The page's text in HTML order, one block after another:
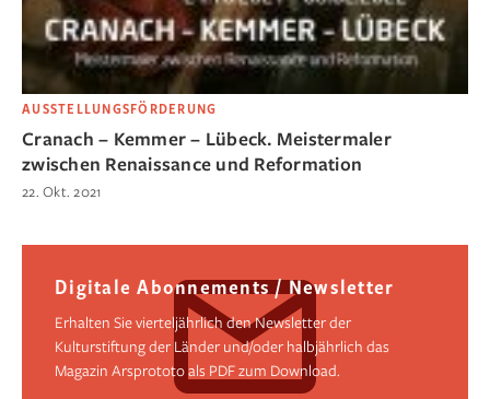
AUSSTELLUNGSFÖRDERUNG
Cranach – Kemmer – Lübeck. Meistermaler
zwischen Renaissance und Reformation
22. Okt. 2021
Digitale Abonnements / Newsletter
Erhalten Sie vierteljährlich den Newsletter der
Kulturstiftung der Länder und/oder halbjährlich das
Magazin Arsprototo als PDF zum Download.